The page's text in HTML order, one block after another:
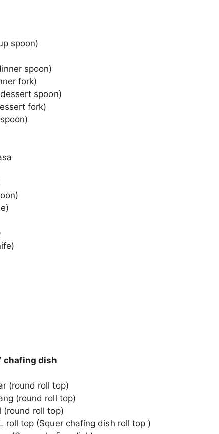
spoon)
spoon)
fork)
spoon)
fork)
chafing dish
(round roll top)
(round roll top)
(round roll top)
roll top (Squer chafing dish roll top )